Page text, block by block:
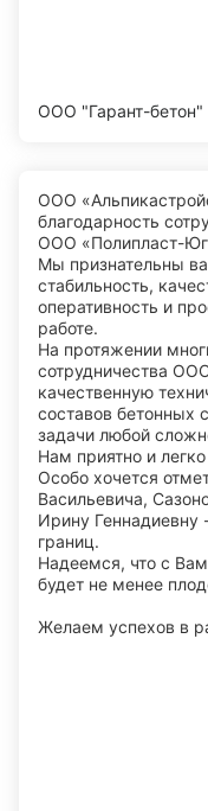
ООО "Гарант-бетон"
ООО
благодарность
ООО «Полипласт-
Мы признательны
стабильность,
оперативность и
работе.
На протяжении
сотрудничества
качественную
составов бетонных
задачи любой
Нам приятно и
Особо хочется
Васильевича,
Ирину Геннадиевну
границ.
Надеемся, что с
будет не менее
Желаем успехов в